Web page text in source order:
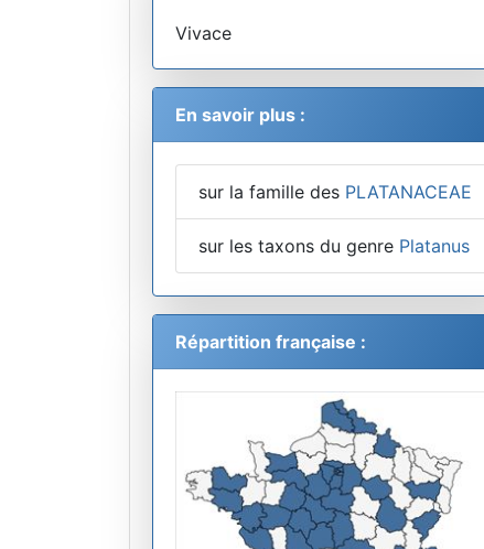
Vivace
En savoir plus :
sur la famille des PLATANACEAE
sur les taxons du genre Platanus
Répartition française :